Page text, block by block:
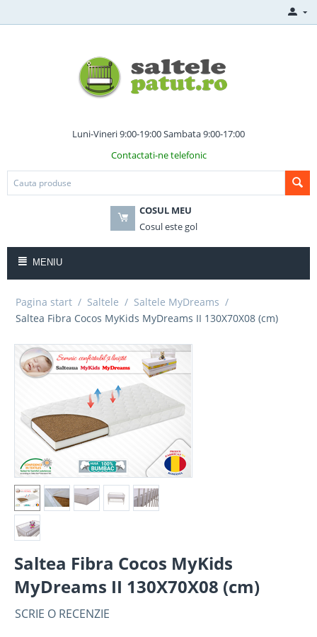
Luni-Vineri 9:00-19:00 Sambata 9:00-17:00
Contactati-ne telefonic
COSUL MEU
Cosul este gol
MENIU
Pagina start / Saltele / Saltele MyDreams /
Saltea Fibra Cocos MyKids MyDreams II 130X70X08 (cm)
Saltea Fibra Cocos MyKids
MyDreams II 130X70X08 (cm)
SCRIE O RECENZIE